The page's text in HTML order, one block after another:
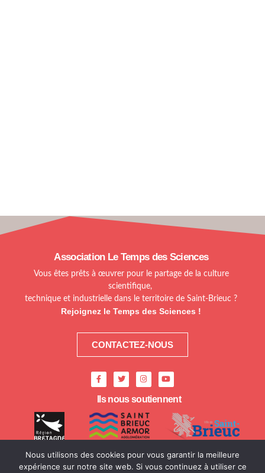
Association Le Temps des Sciences
Vous êtes prêts à œuvrer pour le partage de la culture
scientifique,
technique et industrielle dans le territoire de Saint-Brieuc ?
Rejoignez le Temps des Sciences !
CONTACTEZ-NOUS
Ils nous soutiennent
Nous utilisons des cookies pour vous garantir la meilleure
expérience sur notre site web. Si vous continuez à utiliser ce